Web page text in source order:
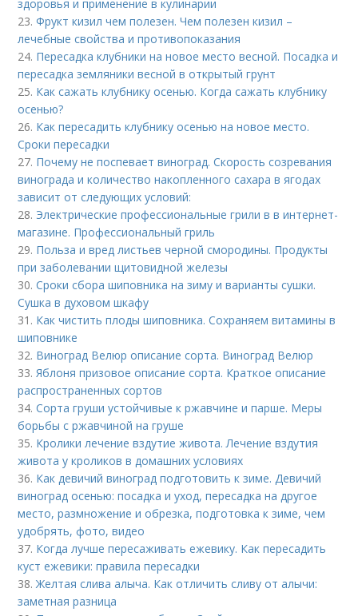
здоровья и применение в кулинарии
23.Фрукт кизил чем полезен. Чем полезен кизил –
лечебные свойства и противопоказания
24. Пересадка клубники на новое место весной. Посадка и
пересадка земляники весной в открытый грунт
25. Как сажать клубнику осенью. Когда сажать клубнику
осенью?
26. Как пересадить клубнику осенью на новое место.
Сроки пересадки
27. Почему не поспевает виноград. Скорость созревания
винограда и количество накопленного сахара в ягодах
зависит от следующих условий:
28. Электрические профессиональные грили в в интернет-
магазине. Профессиональный гриль
29. Польза и вред листьев черной смородины. Продукты
при заболевании щитовидной железы
30.Сроки сбора шиповника на зиму и варианты сушки.
Сушка в духовом шкафу
31. Как чистить плоды шиповника. Сохраняем витамины в
шиповнике
32. Виноград Велюр описание сорта. Виноград Велюр
33.Яблоня призовое описание сорта. Краткое описание
распространенных сортов
34.Сорта груши устойчивые к ржавчине и парше. Меры
борьбы с ржавчиной на груше
35. Кролики лечение вздутие живота. Лечение вздутия
живота у кроликов в домашних условиях
36. Как девичий виноград подготовить к зиме. Девичий
виноград осенью: посадка и уход, пересадка на другое
место, размножение и обрезка, подготовка к зиме, чем
удобрять, фото, видео
37. Когда лучше пересаживать ежевику. Как пересадить
куст ежевики: правила пересадки
38.Желтая слива алыча. Как отличить сливу от алычи:
заметная разница